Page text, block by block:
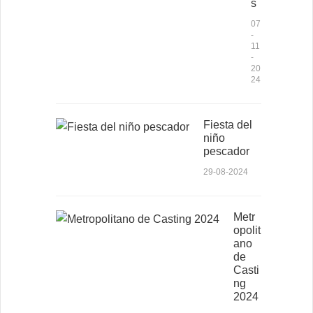
s
07
-
11
-
20
24
Fiesta del
niño
pescador
29-08-2024
Metr
opolit
ano
de
Casti
ng
2024